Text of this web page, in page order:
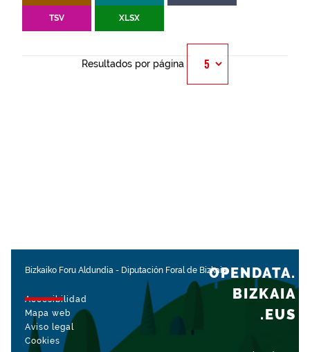
TSV XLSX
Resultados por página
Bizkaiko Foru Aldundia - Diputación Foral de Bizkaia
Accesibilidad
Mapa web
Aviso legal
Cookies
OPENDATA.
BIZKAIA
.EUS